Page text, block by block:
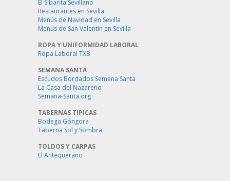
El Sibarita Sevillano
Restaurantes en Sevilla
Menús de Navidad en Sevilla
Menús de San Valentín en Sevilla
ROPA Y UNIFORMIDAD LABORAL
Ropa Laboral TXB
SEMANA SANTA
Escudos Bordados Semana Santa
La Casa del Nazareno
Semana-Santa.org
TABERNAS TIPICAS
Bodega Góngora
Taberna Sol y Sombra
TOLDOS Y CARPAS
El Antequerano